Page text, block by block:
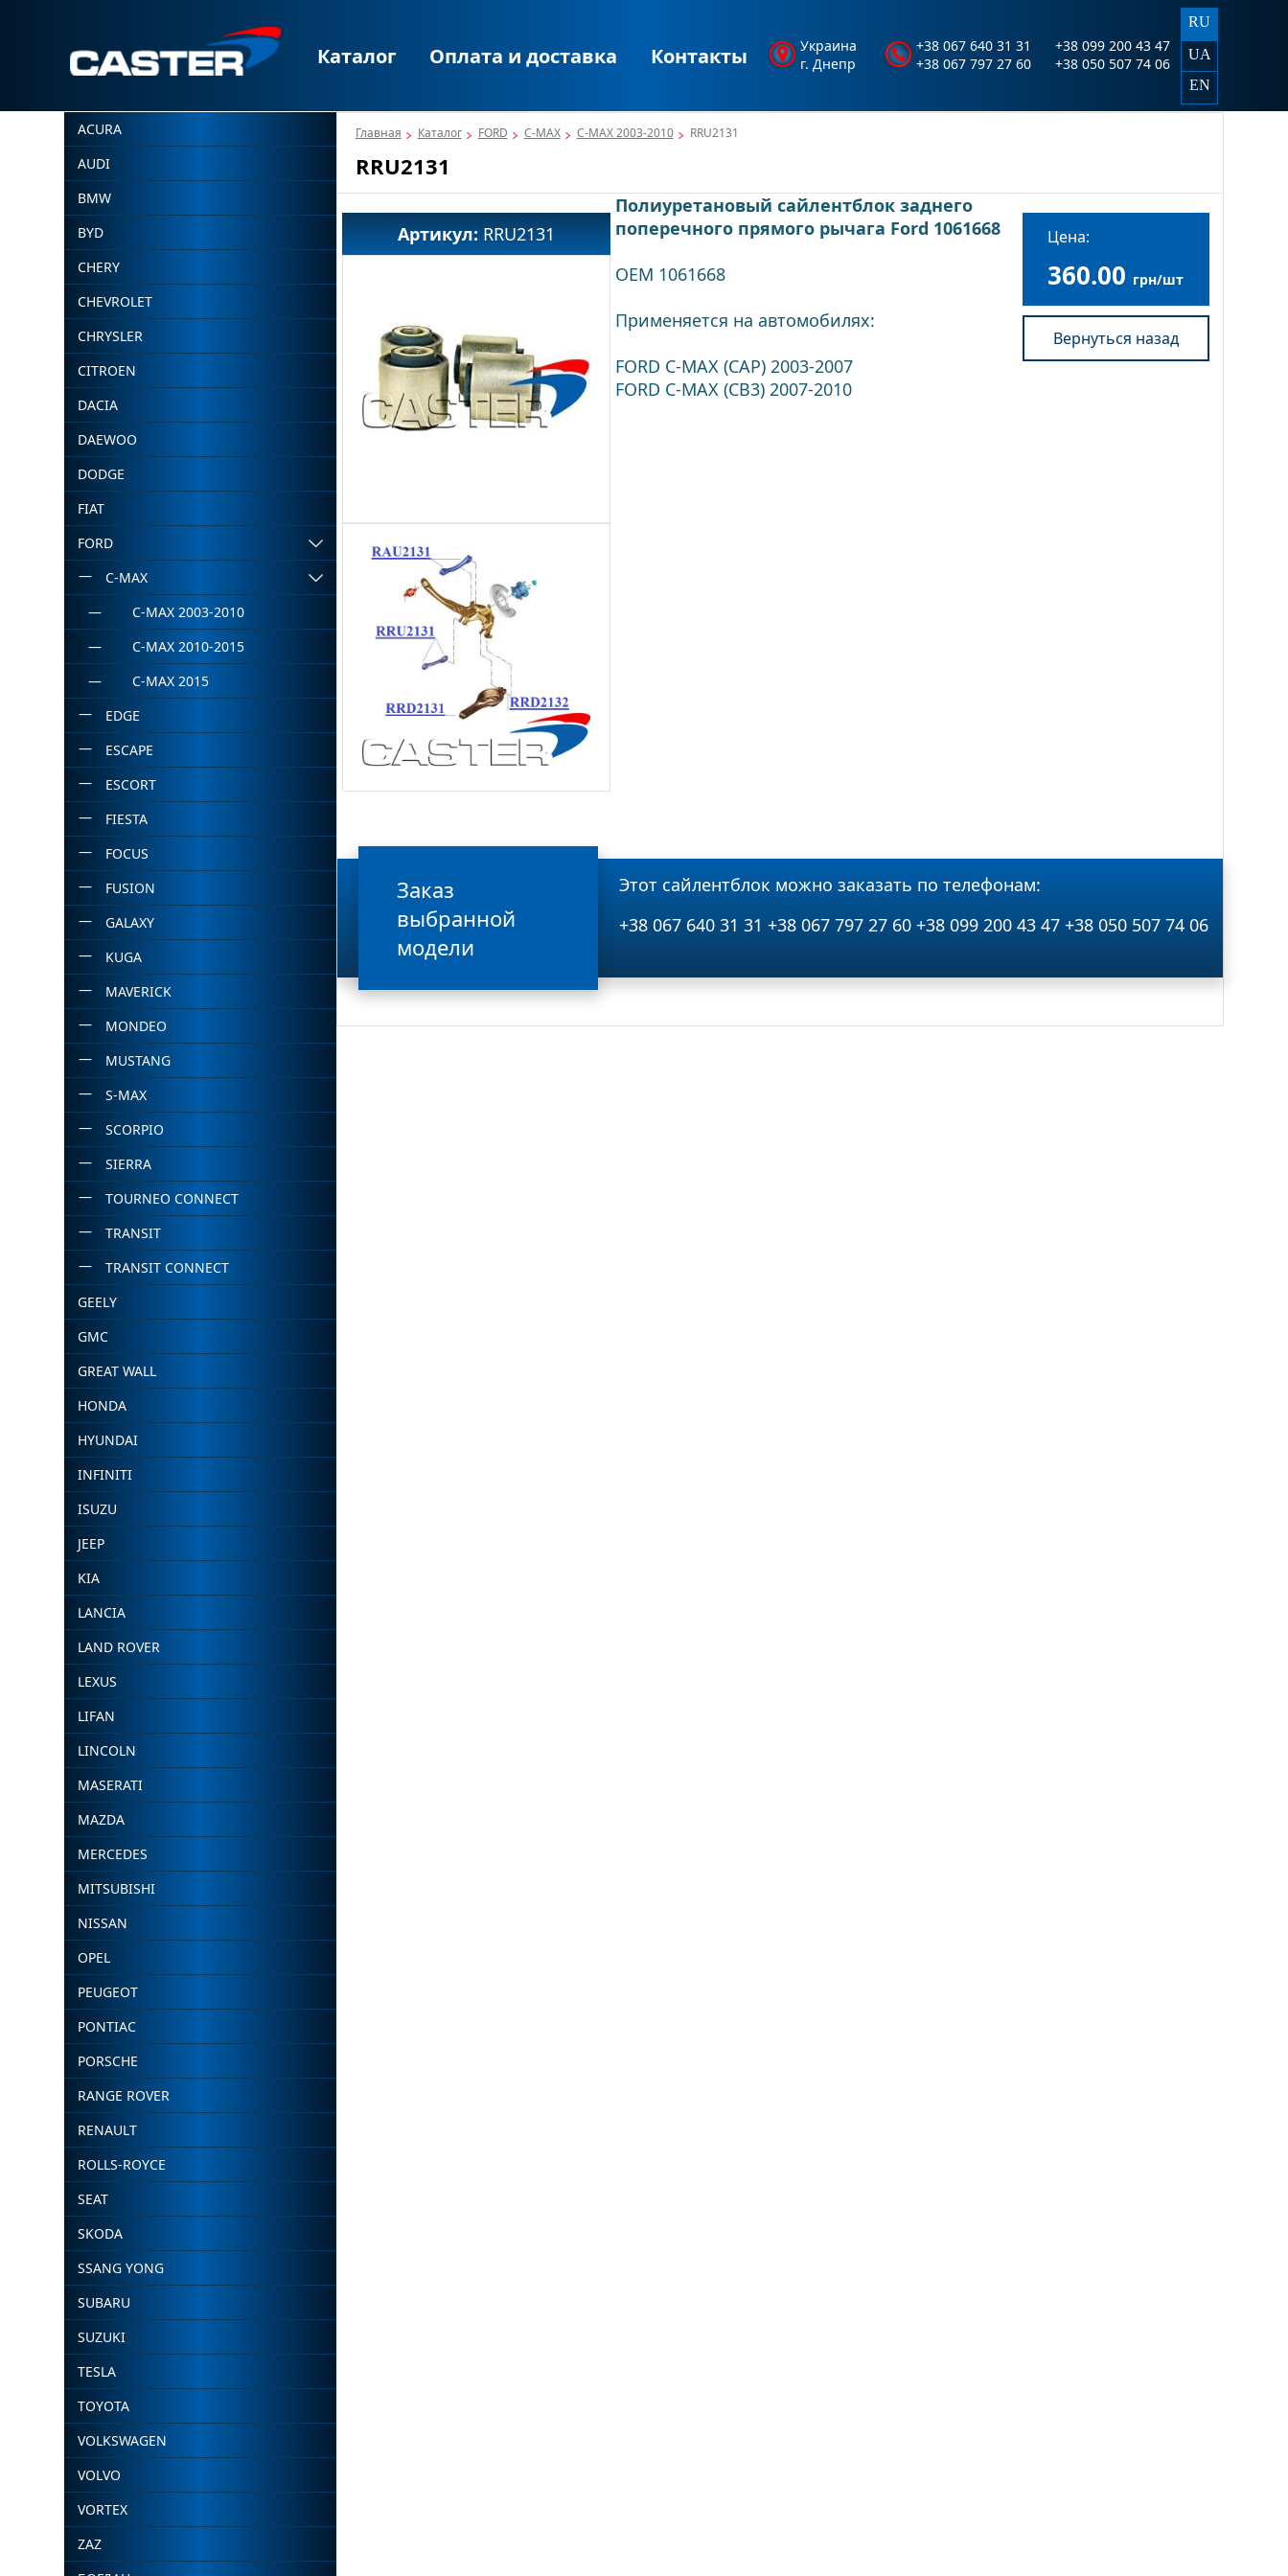
Каталог Оплата и доставка Контакты
Украина
г. Днепр
+38 067 640 31 31
+38 067 797 27 60
+38 099 200 43 47
+38 050 507 74 06
RU
UA
EN
ACURA
AUDI
BMW
BYD
CHERY
CHEVROLET
CHRYSLER
CITROEN
DACIA
DAEWOO
DODGE
FIAT
FORD
C-MAX
C-MAX 2003-2010
C-MAX 2010-2015
C-MAX 2015
EDGE
ESCAPE
ESCORT
FIESTA
FOCUS
FUSION
GALAXY
KUGA
MAVERICK
MONDEO
MUSTANG
S-MAX
SCORPIO
SIERRA
TOURNEO CONNECT
TRANSIT
TRANSIT CONNECT
GEELY
GMC
GREAT WALL
HONDA
HYUNDAI
INFINITI
ISUZU
JEEP
KIA
LANCIA
LAND ROVER
LEXUS
LIFAN
LINCOLN
MASERATI
MAZDA
MERCEDES
MITSUBISHI
NISSAN
OPEL
PEUGEOT
PONTIAC
PORSCHE
RANGE ROVER
RENAULT
ROLLS-ROYCE
SEAT
SKODA
SSANG YONG
SUBARU
SUZUKI
TESLA
TOYOTA
VOLKSWAGEN
VOLVO
VORTEX
ZAZ
Главная Каталог FORD C-MAX C-MAX 2003-2010 RRU2131
RRU2131
Артикул:RRU2131
Полиуретановый сайлентблок заднего
поперечного прямого рычага Ford 1061668
OEM 1061668
Применяется на автомобилях:
FORD C-MAX (CAP) 2003-2007
FORD C-MAX (CB3) 2007-2010
Цена:
360.00 грн/шт
Вернуться назад
Заказ
выбранной
модели
Этот сайлентблок можно заказать по телефонам:
+38 067 640 31 31 +38 067 797 27 60 +38 099 200 43 47 +38 050 507 74 06